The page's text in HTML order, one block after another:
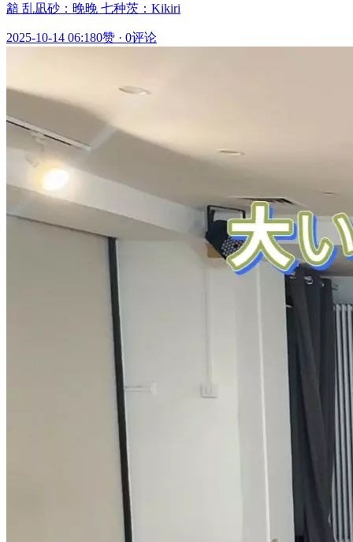
韽 乱凪砂：晚晚 七种茨：Kikiri
2025-10-14 06:180赞 · 0评论